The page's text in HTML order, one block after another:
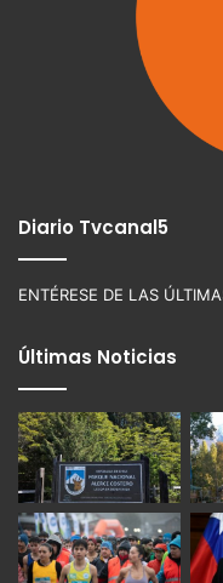
Diario Tvcanal5
ENTÉRESE DE LAS
Últimas Noticias